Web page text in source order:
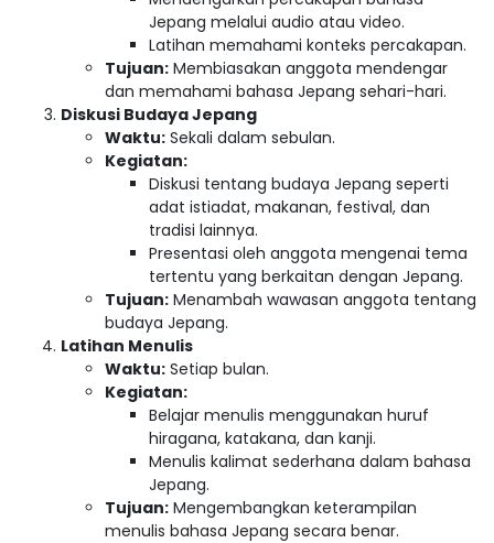
Jepang melalui audio atau video.
Latihan memahami konteks percakapan.
Tujuan: Membiasakan anggota mendengar
dan memahami bahasa Jepang sehari-hari.
Diskusi Budaya Jepang
Waktu: Sekali dalam sebulan.
Kegiatan:
Diskusi tentang budaya Jepang seperti
adat istiadat, makanan, festival, dan
tradisi lainnya.
Presentasi oleh anggota mengenai tema
tertentu yang berkaitan dengan Jepang.
Tujuan: Menambah wawasan anggota tentang
budaya Jepang.
Latihan Menulis
Waktu: Setiap bulan.
Kegiatan:
Belajar menulis menggunakan huruf
hiragana, katakana, dan kanji.
Menulis kalimat sederhana dalam bahasa
Jepang.
Tujuan: Mengembangkan keterampilan
menulis bahasa Jepang secara benar.